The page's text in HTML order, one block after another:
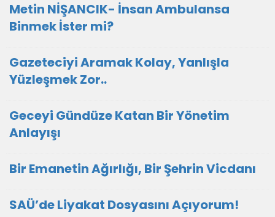
Metin NİŞANCIK- İnsan Ambulansa
Binmek İster mi?
Gazeteciyi Aramak Kolay, Yanlışla
Yüzleşmek Zor..
Geceyi Gündüze Katan Bir Yönetim
Anlayışı
Bir Emanetin Ağırlığı, Bir Şehrin Vicdanı
SAÜ’de Liyakat Dosyasını Açıyorum!